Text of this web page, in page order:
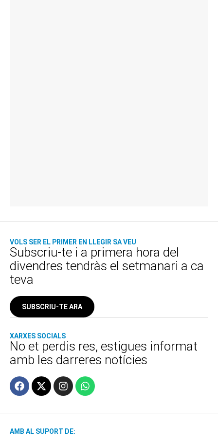
VOLS SER EL PRIMER EN LLEGIR SA VEU
Subscriu-te i a primera hora del
divendres tendràs el setmanari a ca
teva
SUBSCRIU-TE ARA
XARXES SOCIALS
No et perdis res, estigues informat
amb les darreres notícies
AMB AL SUPORT DE: